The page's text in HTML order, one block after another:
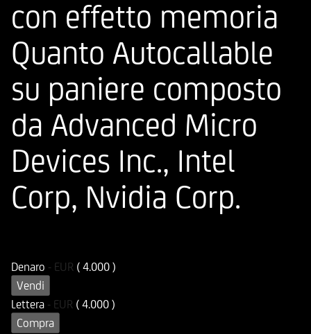
con effetto memoria
Quanto Autocallable
su paniere composto
da Advanced Micro
Devices Inc., Intel
Corp, Nvidia Corp.
Denaro - EUR ( 4.000 )
Vendi
Lettera - EUR ( 4.000 )
Compra